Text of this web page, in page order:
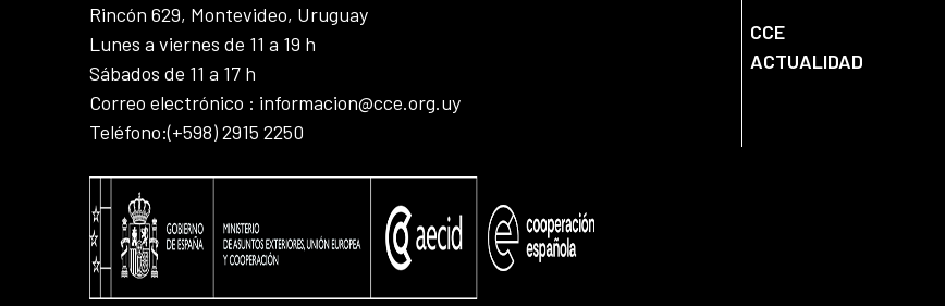
Rincón 629, Montevideo, Uruguay
Lunes a viernes de 11 a 19 h
Sábados de 11 a 17 h
Correo electrónico : informacion@cce.org.uy
Teléfono:(+598) 2915 2250
CCE
ACTUALIDAD